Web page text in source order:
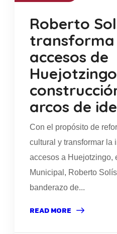
Roberto
transforma
accesos de
arcos de
Con el propósito de
cultural y transformar la
accesos a Huejotzingo,
Municipal, Roberto
banderazo de...
READ MORE